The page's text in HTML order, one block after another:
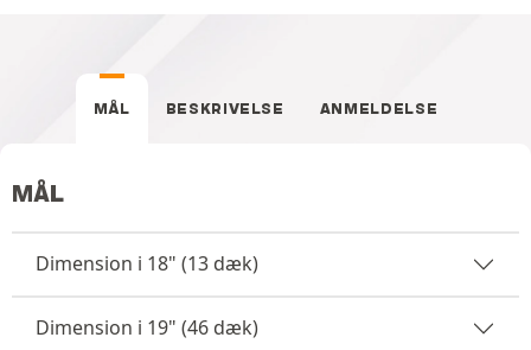
MÅL BESKRIVELSE ANMELDELSE
MÅL
Dimension i 18" (13 dæk)
Dimension i 19" (46 dæk)